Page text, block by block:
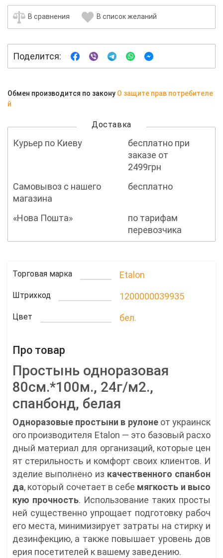
В сравнения В список желаний
Поделится:
Обмен производится по закону О защите прав потребителе
й
Доставка
Курьер по Киеву
бесплатно при
заказе от
2499грн
Самовывоз с нашего
магазина
бесплатно
«Нова Пошта»
по тарифам
перевозчика
Торговая марка Etalon
Штрихкод 1200000039935
Цвет бел.
Про товар
Простынь одноразовая
80см.*100м., 24г/м2.,
спанбонд, белая
Одноразовые простыни в рулонеот украинск
ого производителя Etalon — это базовый расхо
дный материал для организаций, которые цен
ят стерильность и комфорт своих клиентов. И
зделие выполнено из качественного спанбон
да, который сочетает в себе мягкость и высо
кую прочность. Использование таких просты
ней существенно упрощает подготовку рабоч
его места, минимизирует затраты на стирку и
дезинфекцию, а также повышает уровень дов
ерия посетителей к вашему заведению.